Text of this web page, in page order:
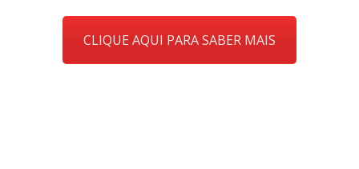
CLIQUE AQUI PARA SABER MAIS